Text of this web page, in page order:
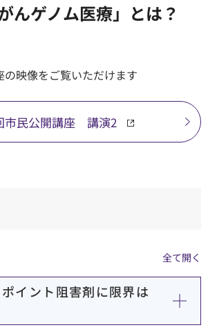
んゲノム医療」とは？
の映像をご覧いただけます
市民公開講座 講演2
全て開く
イント阻害剤に限界は